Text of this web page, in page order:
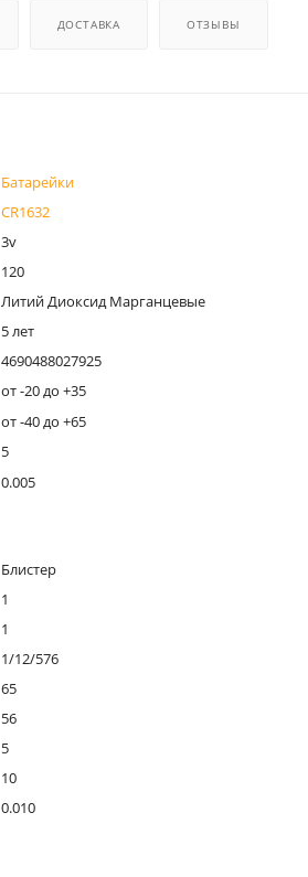
ДОСТАВКА ОТЗЫВЫ
Батарейки
CR1632
3v
120
Литий Диоксид Марганцевые
5 лет
4690488027925
от -20 до +35
от -40 до +65
5
0.005
Блистер
1
1
1/12/576
65
56
5
10
0.010